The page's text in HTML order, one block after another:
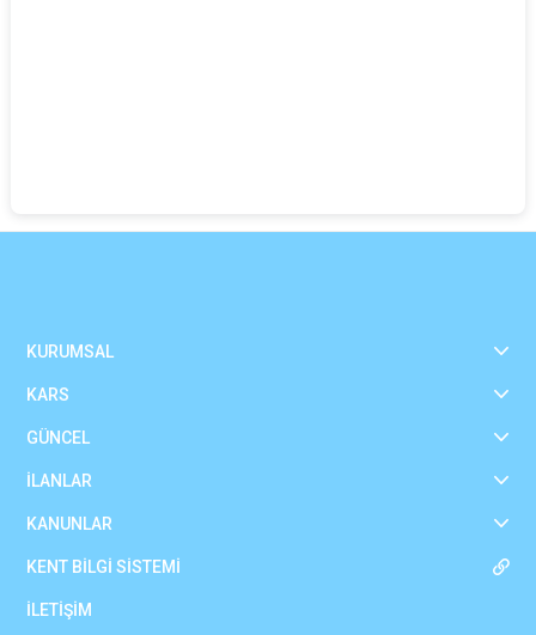
KURUMSAL
KARS
GÜNCEL
İLANLAR
KANUNLAR
KENT BİLGİ SİSTEMİ
İLETİŞİM